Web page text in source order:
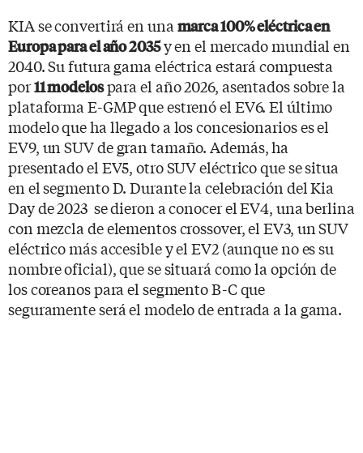
KIA se convertirá en una marca 100% eléctrica en
Europa para el año 2035y en el mercado mundial en
2040. Su futura gama eléctrica estará compuesta
por11 modelospara el año 2026, asentados sobre la
plataforma E-GMP que estrenó el EV6. El último
modelo que ha llegado a los concesionarios es el
EV9, un SUV de gran tamaño. Además, ha
presentado el EV5, otro SUV eléctrico que se situa
en el segmento D. Durante la celebración del Kia
Day de 2023 se dieron a conocer el EV4, una berlina
con mezcla de elementos crossover, el EV3, un SUV
eléctrico más accesible y el EV2 (aunque no es su
nombre oficial), que se situará como la opción de
los coreanos para el segmento B-C que
seguramente será el modelo de entrada a la gama.